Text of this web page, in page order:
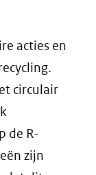
acties en
circulair
de R-
zijn